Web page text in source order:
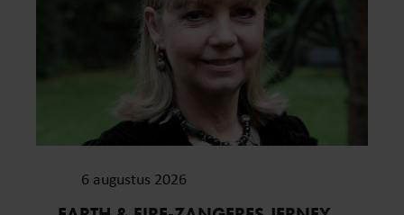
6 augustus 2026